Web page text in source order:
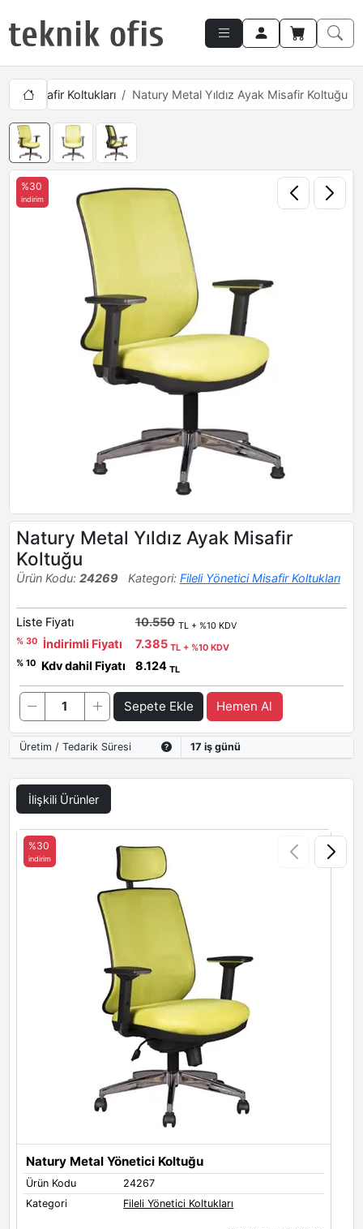
Misafir Koltukları Natury Metal Yıldız Ayak Misafir Koltuğu
%30
indirim
Natury Metal Yıldız Ayak Misafir
Koltuğu
Ürün Kodu: 24269 Kategori: Fileli Yönetici Misafir Koltukları
Liste Fiyatı 10.550 TL + %10 KDV
% 30
İndirimli Fiyatı 7.385 TL + %10 KDV
% 10
Kdv dahil Fiyatı 8.124 TL
Sepete Ekle Hemen Al
Üretim / Tedarik Süresi 17 iş günü
İlişkili Ürünler
Natury Metal Yönetici Koltuğu
Ürün Kodu
24267
Kategori
Fileli Yönetici Koltukları
%30
indirim